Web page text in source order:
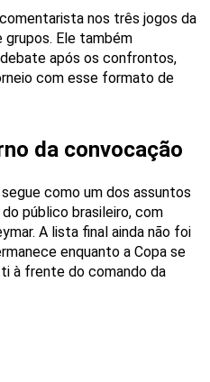
nos três jogos da
grupos. Ele também
após os confrontos,
com esse formato de
da convocação
como um dos assuntos
público brasileiro, com
A lista final ainda não foi
enquanto a Copa se
à frente do comando da